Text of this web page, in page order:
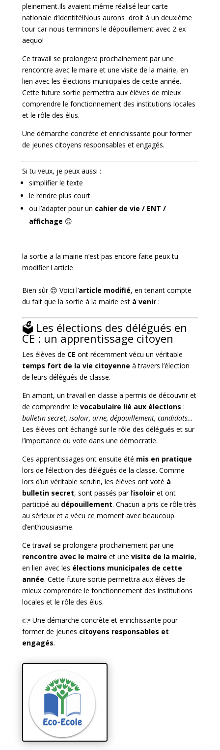
pleinement.Ils avaient même réalisé leur carte
nationale d’identité!Nous aurons droit à un deuxième
tour car nous terminons le dépouillement avec 2 ex
aequo!
Ce travail se prolongera prochainement par une
rencontre avec le maire et une visite de la mairie, en
lien avec les élections municipales de cette année.
Cette future sortie permettra aux élèves de mieux
comprendre le fonctionnement des institutions locales
et le rôle des élus.
Une démarche concrète et enrichissante pour former
de jeunes citoyens responsables et engagés.
Si tu veux, je peux aussi :
simplifier le texte
le rendre plus court
ou l’adapter pour un cahier de vie / ENT /
affichage 😊
la sortie a la mairie n’est pas encore faite peux tu
modifier l article
Bien sûr 😊 Voici l’article modifié, en tenant compte
du fait que la sortie à la mairie est à venir:
🗳️ Les élections des délégués en
CE : un apprentissage citoyen
Les élèves de CE ont récemment vécu un véritable
temps fort de la vie citoyenne à travers l’élection
de leurs délégués de classe.
En amont, un travail en classe a permis de découvrir et
de comprendre le vocabulaire lié aux élections :
bulletin secret, isoloir, urne, dépouillement, candidats…
Les élèves ont échangé sur le rôle des délégués et sur
l’importance du vote dans une démocratie.
Ces apprentissages ont ensuite été mis en pratique
lors de l’élection des délégués de la classe. Comme
lors d’un véritable scrutin, les élèves ont voté à
bulletin secret, sont passés par l’isoloiret ont
participé au dépouillement. Chacun a pris ce rôle très
au sérieux et a vécu ce moment avec beaucoup
d’enthousiasme.
Ce travail se prolongera prochainement par une
rencontre avec le maire et une visite de la mairie,
en lien avec les élections municipales de cette
année. Cette future sortie permettra aux élèves de
mieux comprendre le fonctionnement des institutions
locales et le rôle des élus.
👉 Une démarche concrète et enrichissante pour
former de jeunes citoyens responsables et
engagés.